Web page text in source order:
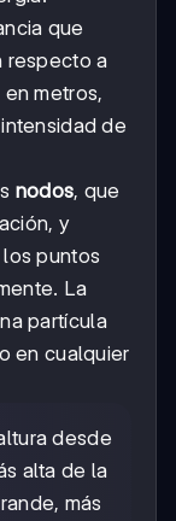
que
respecto a
metros,
de
nodos, que
y
puntos
La
partícula
en cualquier
desde
alta de la
más